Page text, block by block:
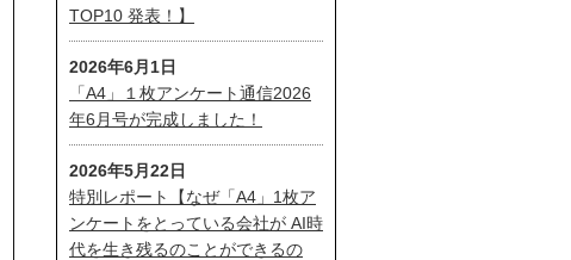
TOP10 発表！】
2026年6月1日
「A4」１枚アンケート通信2026
年6月号が完成しました！
2026年5月22日
特別レポート【なぜ「A4」1枚ア
ンケートをとっている会社が AI時
代を生き残るのことができるの